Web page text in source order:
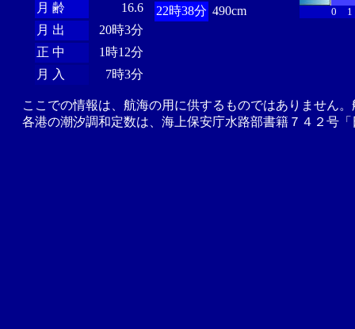
月 齢
16.6
月 出
20時3分
正 中
1時12分
月 入
7時3分
22時38分 490cm 0 1
ここでの情報は、航海の用に供するものではありません
各港の潮汐調和定数は、海上保安庁水路部書籍７４２号